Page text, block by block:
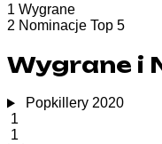
1 Wygrane
2 Nominacje Top 5
Wygrane i
Popkillery 2020
1
1